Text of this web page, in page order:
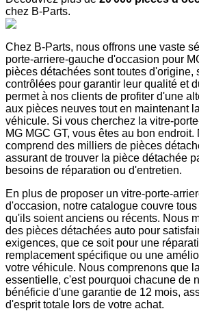
chez B-Parts.
Chez B-Parts, nous offrons une vaste
porte-arriere-gauche d'occasion pour
pièces détachées sont toutes d'origine,
contrôlées pour garantir leur qualité et
permet à nos clients de profiter d'une
aux pièces neuves tout en maintenant
véhicule. Si vous cherchez la vitre-
MG MGC GT, vous êtes au bon endroit.
comprend des milliers de pièces
assurant de trouver la pièce détachée
besoins de réparation ou d'entretien.
En plus de proposer un vitre-porte-
d'occasion, notre catalogue couvre
qu'ils soient anciens ou récents. Nous
des pièces détachées auto pour
exigences, que ce soit pour une
remplacement spécifique ou une
votre véhicule. Nous comprenons que
essentielle, c'est pourquoi chacune de
bénéficie d'une garantie de 12 mois,
d'esprit totale lors de votre achat.